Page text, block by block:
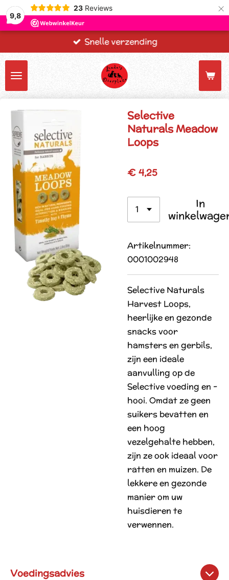
9,8
23 Reviews ×
Snelle verzending
Selective
Naturals Meadow
Loops
€ 4,25
In
Artikelnummer:
0001002948
Selective Naturals
Harvest Loops,
heerlijke en gezonde
snacks voor
hamsters en gerbils,
zijn een ideale
aanvulling op de
Selective voeding en -
hooi. Omdat ze geen
suikers bevatten en
een hoog
vezelgehalte hebben,
zijn ze ook ideaal voor
ratten en muizen. De
lekkere en gezonde
manier om uw
huisdieren te
verwennen.
Voedingsadvies